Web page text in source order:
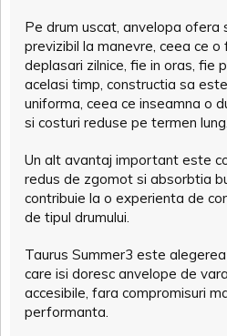
Pe drum uscat, anvelopa ofera
previzibil la manevre, ceea ce
deplasari zilnice, fie in oras, fie
acelasi timp, constructia sa
uniforma, ceea ce inseamna o
si costuri reduse pe termen lung.
Un alt avantaj important este
redus de zgomot si absorbtia
contribuie la o experienta de
de tipul drumului.
Taurus Summer3 este
care isi doresc anvelope de
accesibile, fara compromisuri
performanta.